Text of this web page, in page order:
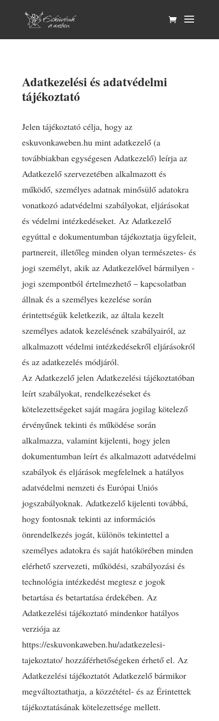
Adatkezelési és adatvédelmi
tájékoztató
Jelen tájékoztató célja, hogy az
eskuvonkaweben.hu mint adatkezelő (a
továbbiakban egységesen Adatkezelő) leírja az
Adatkezelő szervezetében alkalmazott és
működő, személyes adatnak minősülő adatokra
vonatkozó adatvédelmi szabályokat, eljárásokat
és védelmi intézkedéseket. Az Adatkezelő
egyúttal e dokumentumban tájékoztatja ügyfeleit,
partnereit, illetőleg minden olyan természetes- és
jogi személyt, akik az Adatkezelővel bármilyen -
jogi szempontból értelmezhető – kapcsolatban
állnak és a személyes kezelése során
érintettségük keletkezik, az általa kezelt
személyes adatok kezelésének szabályairól, az
alkalmazott védelmi intézkedésekről eljárásokról
és az adatkezelés módjáról.
Az Adatkezelő jelen Adatkezelési tájékoztatóban
leírt szabályokat, rendelkezéseket és
kötelezettségeket saját magára jogilag kötelező
érvényűnek tekinti és működése során
alkalmazza, valamint kijelenti, hogy jelen
dokumentumban leírt és alkalmazott adatvédelmi
szabályok és eljárások megfelelnek a hatályos
adatvédelmi nemzeti és Európai Uniós
jogszabályoknak. Adatkezelő kijelenti továbbá,
hogy fontosnak tekinti az információs
önrendelkezés jogát, különös tekintettel a
személyes adatokra és saját hatókörében minden
elérhető szervezeti, működési, szabályozási és
technológia intézkedést megtesz e jogok
betartása és betartatása érdekében. Az
Adatkezelési tájékoztató mindenkor hatályos
verziója az
https://eskuvonkaweben.hu/adatkezelesi-
tajekoztato/ hozzáférhetőségeken érhető el. Az
Adatkezelési tájékoztatót Adatkezelő bármikor
megváltoztathatja, a közzététel- és az Érintettek
tájékoztatásának kötelezettsége mellett.